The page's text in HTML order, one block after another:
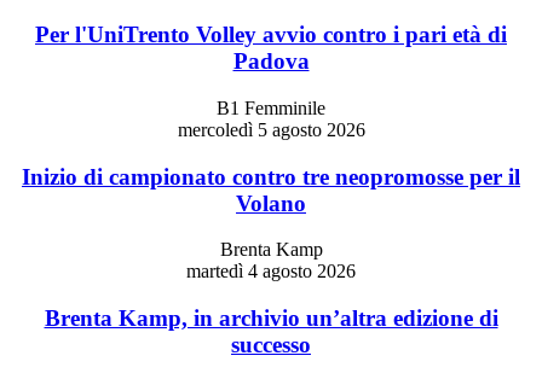
Per l'UniTrento Volley avvio contro i pari età di
Padova
B1 Femminile
mercoledì 5 agosto 2026
Inizio di campionato contro tre neopromosse per il
Volano
Brenta Kamp
martedì 4 agosto 2026
Brenta Kamp, in archivio un’altra edizione di
successo